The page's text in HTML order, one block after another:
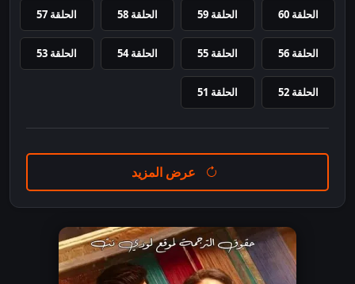
الحلقة 60 الحلقة 59 الحلقة 58 الحلقة 57
الحلقة 56 الحلقة 55 الحلقة 54 الحلقة 53
الحلقة 52 الحلقة 51
عرض المزيد